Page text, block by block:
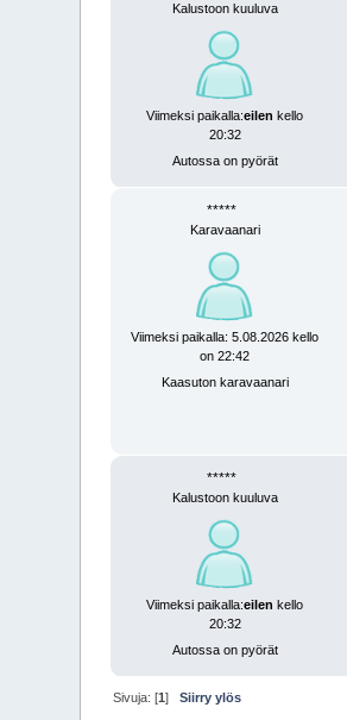
Kalustoon kuuluva
Viimeksi paikalla:eilen kello
20:32
Autossa on pyörät
*****
Karavaanari
Viimeksi paikalla: 5.08.2026 kello
on 22:42
Kaasuton karavaanari
*****
Kalustoon kuuluva
Viimeksi paikalla:eilen kello
20:32
Autossa on pyörät
Sivuja: [1]Siirry ylös